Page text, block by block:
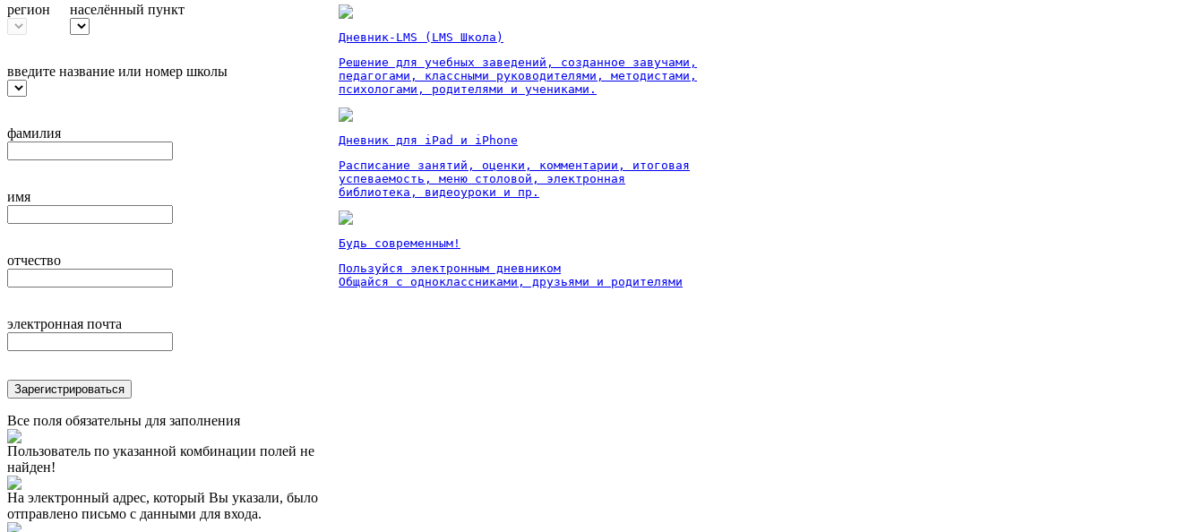
регион населённый пункт
введите название или номер школы
фамилия
имя
отчество
электронная почта
Зарегистрироваться
Все поля обязательны для заполнения
Пользователь по указанной комбинации полей не
найден!
На электронный адрес, который Вы указали, было
отправлено письмо с данными для входа.
Дневник-LMS (LMS Школа)
Решение для учебных заведений, созданное завучами,
педагогами, классными руководителями, методистами,
психологами, родителями и учениками.
Дневник для iPad и iPhone
Расписание занятий, оценки, комментарии, итоговая
успеваемость, меню столовой, электронная
библиотека, видеоуроки и пр.
Будь современным!
Пользуйся электронным дневником
Общайся с одноклассниками, друзьями и родителями